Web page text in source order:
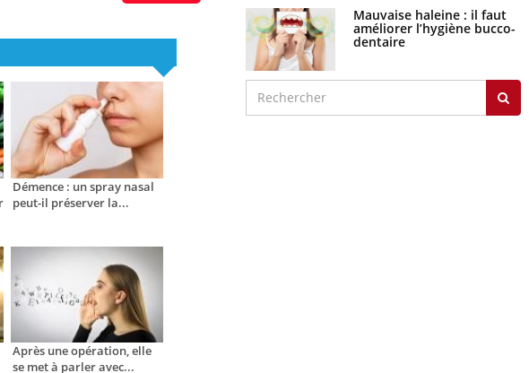
Démence : un spray nasal
peut-il préserver la...
Après une opération, elle
se met à parler avec...
Mauvaise haleine : il faut
améliorer l’hygiène bucco-
dentaire